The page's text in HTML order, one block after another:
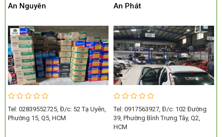
An Nguyên
Tel: 02839552725, Đ/c: 52 Tạ Uyên,
Phường 15, Q5, HCM
An Phát
Tel: 0917563927, Đ/c: 102 Đường
39, Phường Bình Trưng Tây, Q2,
HCM